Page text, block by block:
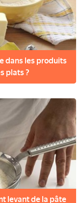
dans les produits
plats ?
levant de la pâte